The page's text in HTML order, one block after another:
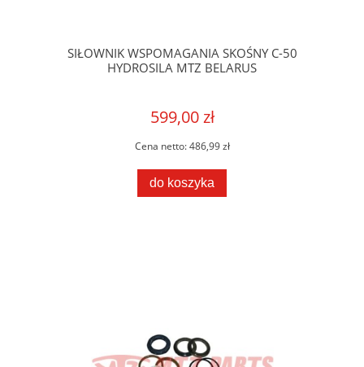
SIŁOWNIK WSPOMAGANIA SKOŚNY C-50
HYDROSILA MTZ BELARUS
599,00 zł
Cena netto:486,99 zł
do koszyka